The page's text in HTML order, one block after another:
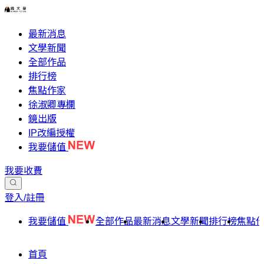
最新消息
文學新聞
全部作品
排行榜
焦點作家
徐淑卿專欄
鏡出版
IP改編授權
我要儲值
我要收費
登入/註冊
我要儲值 全部作品最新消息文學新聞排行榜焦點
首頁